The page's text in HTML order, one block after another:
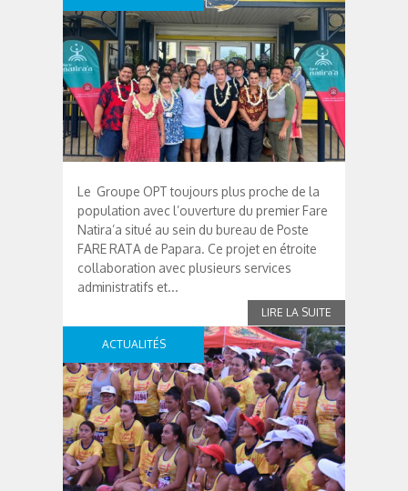
Le Groupe OPT toujours plus proche de la
population avec l’ouverture du premier Fare
Natira’a situé au sein du bureau de Poste
FARE RATA de Papara. Ce projet en étroite
collaboration avec plusieurs services
administratifs et...
ACTUALITÉS